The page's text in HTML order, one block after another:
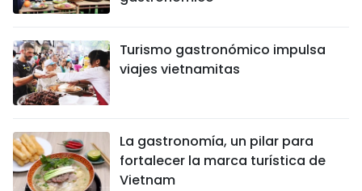
Turismo gastronómico impulsa
viajes vietnamitas
La gastronomía, un pilar para
fortalecer la marca turística de
Vietnam